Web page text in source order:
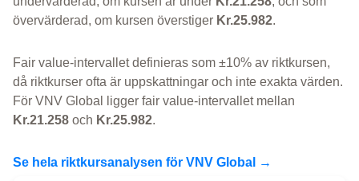
övervärderad, om kursen överstiger Kr.25.982.
Fair value-intervallet definieras som ±10% av riktkursen,
då riktkurser ofta är uppskattningar och inte exakta värden.
För VNV Global ligger fair value-intervallet mellan
Kr.21.258 och Kr.25.982.
Se hela riktkursanalysen för VNV Global →